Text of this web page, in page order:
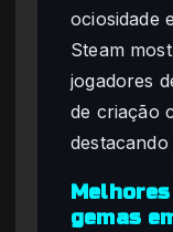
ociosidade
Steam
jogadores
de criação
gemas